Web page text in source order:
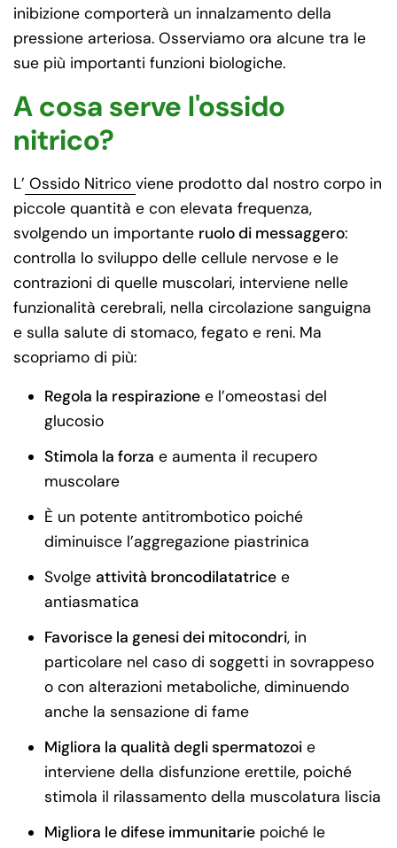
inibizione comporterà un innalzamento della
pressione arteriosa. Osserviamo ora alcune tra le
sue più importanti funzioni biologiche.
A cosa serve l'ossido
nitrico?
L’ Ossido Nitrico viene prodotto dal nostro corpo in
piccole quantità e con elevata frequenza,
svolgendo un importante ruolo di messaggero:
controlla lo sviluppo delle cellule nervose e le
contrazioni di quelle muscolari, interviene nelle
funzionalità cerebrali, nella circolazione sanguigna
e sulla salute di stomaco, fegato e reni. Ma
scopriamo di più:
Regola la respirazione e l’omeostasi del
glucosio
Stimola la forza e aumenta il recupero
muscolare
È un potente antitrombotico poiché
diminuisce l’aggregazione piastrinica
Svolge attività broncodilatatrice e
antiasmatica
Favorisce la genesi dei mitocondri, in
particolare nel caso di soggetti in sovrappeso
o con alterazioni metaboliche, diminuendo
anche la sensazione di fame
Migliora la qualità degli spermatozoi e
interviene della disfunzione erettile, poiché
stimola il rilassamento della muscolatura liscia
Migliora le difese immunitarie poiché le